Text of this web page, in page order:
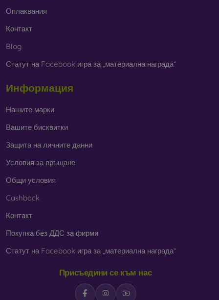
Оплаквания
Контакт
Blog
Статут на Facebook игра за „материална награда“
Информация
Нашите марки
Вашите бисквитки
Защита на личните данни
Условия за връщане
Общи условия
Cashback
Контакт
Покупка без ДДС за фирми
Статут на Facebook игра за „материална награда“
Присъедини се към нас